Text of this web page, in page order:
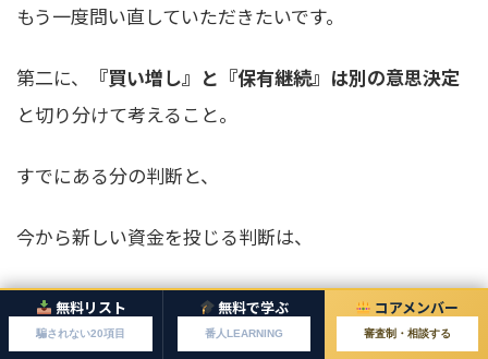
もう一度問い直していただきたいです。
第二に、
『買い増し』と『保有継続』は別の意思決定
と切り分けて考えること。
すでにある分の判断と、
今から新しい資金を投じる判断は、
まったく別物です。
無料リスト
騙されない20項目
無料で学ぶ
番人LEARNING
コアメンバー
審査制・相談する